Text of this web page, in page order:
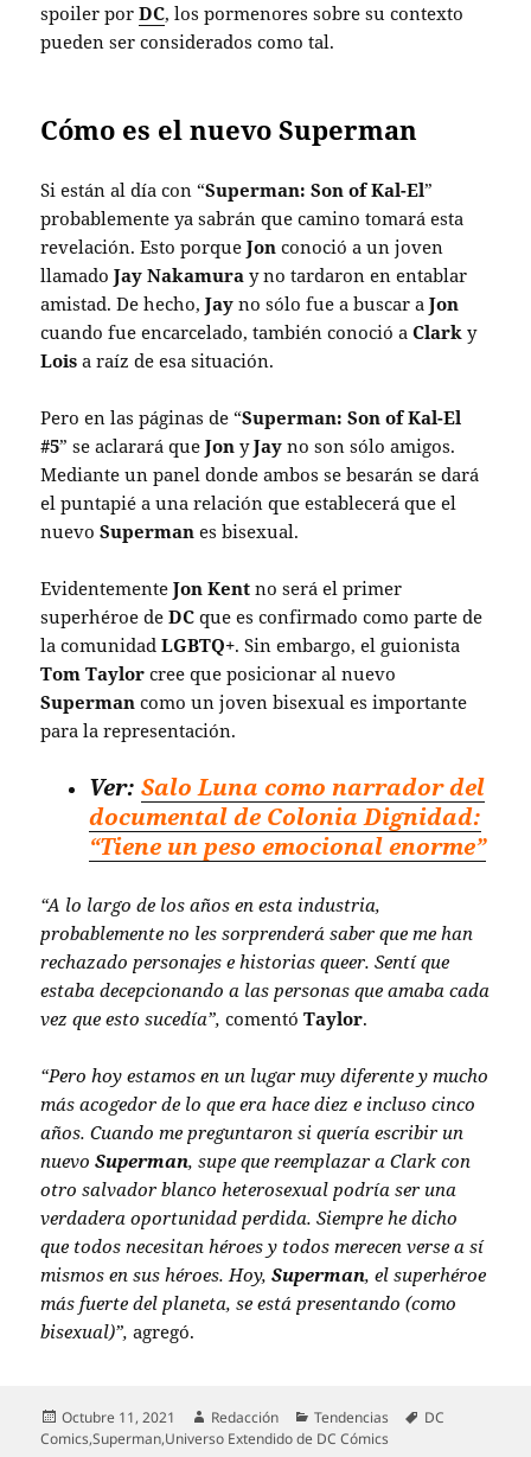
spoiler porDC, los pormenores sobre su contexto
pueden ser considerados como tal.
Cómo es el nuevo Superman
Si están al día con “Superman: Son of Kal-El”
probablemente ya sabrán que camino tomará esta
revelación. Esto porqueJon conoció a un joven
llamadoJay Nakamura y no tardaron en entablar
amistad. De hecho,Jay no sólo fue a buscar aJon
cuando fue encarcelado, también conoció aClark y
Lois a raíz de esa situación.
Pero en las páginas de “Superman: Son of Kal-El
#5” se aclarará queJon yJay no son sólo amigos.
Mediante un panel donde ambos se besarán se dará
el puntapié a una relación que establecerá que el
nuevoSuperman es bisexual.
EvidentementeJon Kent no será el primer
superhéroe deDC que es confirmado como parte de
la comunidadLGBTQ+. Sin embargo, el guionista
Tom Taylor cree que posicionar al nuevo
Superman como un joven bisexual es importante
para la representación.
Ver:Salo Luna como narrador del
documental de Colonia Dignidad:
“Tiene un peso emocional enorme”
“A lo largo de los años en esta industria,
probablemente no les sorprenderá saber que me han
rechazado personajes e historias queer. Sentí que
estaba decepcionando a las personas que amaba cada
vez que esto sucedía”,comentóTaylor.
“Pero hoy estamos en un lugar muy diferente y mucho
más acogedor de lo que era hace diez e incluso cinco
años. Cuando me preguntaron si quería escribir un
nuevoSuperman, supe que reemplazar a Clark con
otro salvador blanco heterosexual podría ser una
verdadera oportunidad perdida. Siempre he dicho
que todos necesitan héroes y todos merecen verse a sí
mismos en sus héroes. Hoy,Superman, el superhéroe
más fuerte del planeta, se está presentando (como
bisexual)”,agregó.
Publicado
el
Octubre 11, 2021 Autor
Redacción Categorías
Tendencias Etiquetas
DC
Comics,Superman,Universo Extendido de DC Cómics